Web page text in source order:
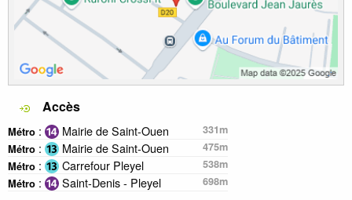
Accès
Métro : Mairie de Saint-Ouen
331m
Métro : Mairie de Saint-Ouen
475m
Métro : Carrefour Pleyel
538m
Métro : Saint-Denis - Pleyel 698m